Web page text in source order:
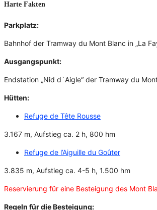
Harte Fakten
Parkplatz:
Bahnhof der Tramway du Mont Blanc in „La
Ausgangspunkt:
Endstation „Nid d`Aigle“ der Tramway du
Hütten:
Refuge de Tête Rousse
3.167 m, Aufstieg ca. 2 h, 800 hm
Refuge de l’Aiguille du Goûter
3.835 m, Aufstieg ca. 4-5 h, 1.500 hm
Reservierung für eine Besteigung des Mont
Regeln für die Besteigung: